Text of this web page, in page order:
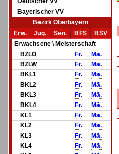
Bayerischer VV
Bezirk Oberbayern
Erw.
Jug. Sen. BFS
BSV
Erwachsene \ Meisterschaft
BZLO
Fr.
Mä.
BZLW
Fr.
Mä.
BKL1
Fr.
Mä.
BKL2
Fr.
Mä.
BKL3
Fr.
Mä.
BKL4
Fr.
Mä.
KL1
Fr.
Mä.
KL2
Fr.
Mä.
KL3
Fr.
Mä.
KL4
Fr.
Mä.